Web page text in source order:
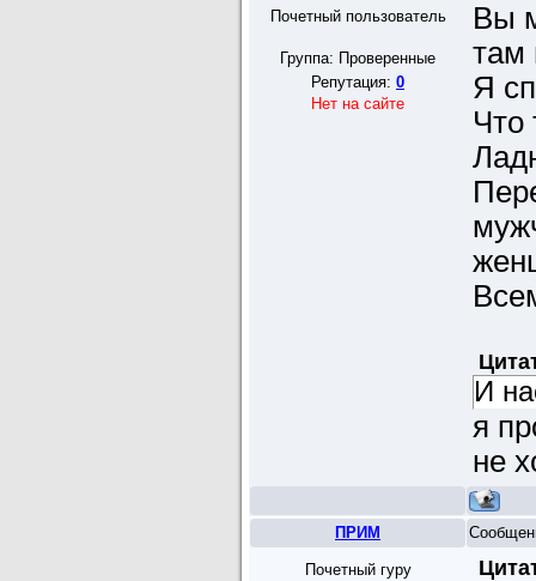
Почетный пользователь
Группа: Проверенные
Репутация: 0
Нет на сайте
Вы
там
Я
Что
И
я
не
ПРИМ
Почетный гуру